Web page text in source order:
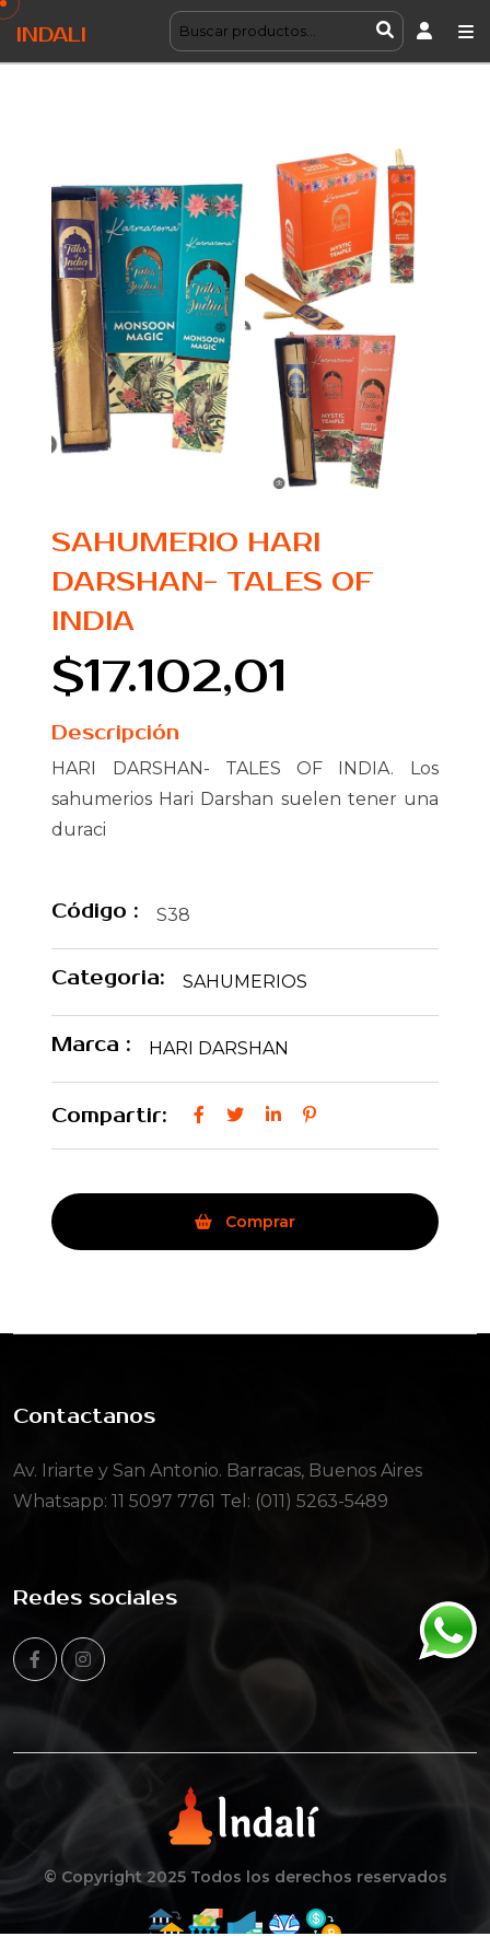
INDALI
SAHUMERIO HARI
DARSHAN- TALES OF
INDIA
$17.102,01
Descripción
HARI DARSHAN- TALES OF INDIA. Los
sahumerios Hari Darshan suelen tener una
duraci
Código : S38
Categoria: SAHUMERIOS
Marca : HARI DARSHAN
Compartir:
Comprar
Contactanos
Av. Iriarte y San Antonio. Barracas, Buenos Aires
Whatsapp: 11 5097 7761 Tel: (011) 5263-5489
Redes sociales
© Copyright 2025 Todos los derechos reservados